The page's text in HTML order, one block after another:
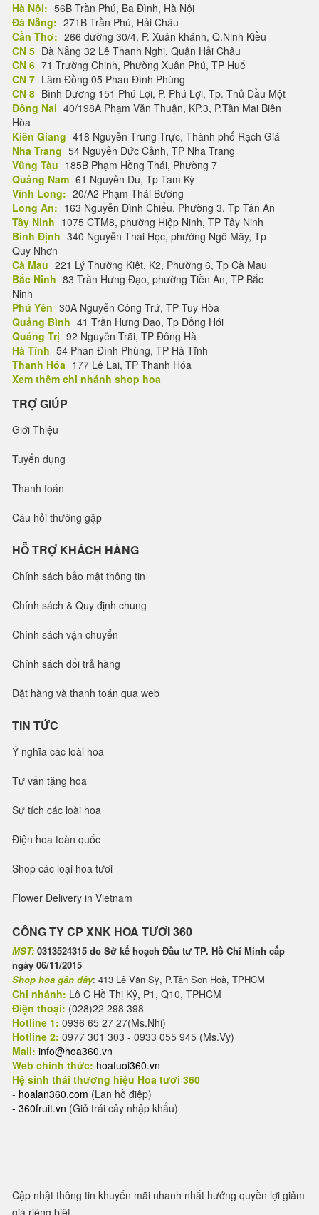
Hà Nội: 56B Trần Phú, Ba Đình, Hà Nội
Đà Nẵng: 271B Trần Phú, Hải Châu
Cần Thơ: 266 đường 30/4, P. Xuân khánh, Q.Ninh Kiều
CN 5 Đà Nẵng 32 Lê Thanh Nghị, Quận Hải Châu
CN 6 71 Trường Chinh, Phường Xuân Phú, TP Huế
CN 7 Lâm Đồng 05 Phan Đình Phùng
CN 8 Bình Dương 151 Phú Lợi, P. Phú Lợi, Tp. Thủ Dầu Một
Đồng Nai 40/198A Phạm Văn Thuận, KP.3, P.Tân Mai Biên
Hòa
Kiên Giang 418 Nguyễn Trung Trực, Thành phố Rạch Giá
Nha Trang 54 Nguyễn Đức Cảnh, TP Nha Trang
Vũng Tàu 185B Phạm Hồng Thái, Phường 7
Quảng Nam 61 Nguyễn Du, Tp Tam Kỳ
Vĩnh Long: 20/A2 Phạm Thái Bường
Long An: 163 Nguyễn Đình Chiểu, Phường 3, Tp Tân An
Tây Ninh 1075 CTM8, phường Hiệp Ninh, TP Tây Ninh
Bình Định 340 Nguyễn Thái Học, phường Ngô Mây, Tp
Quy Nhơn
Cà Mau 221 Lý Thường Kiệt, K2, Phường 6, Tp Cà Mau
Bắc Ninh 83 Trần Hưng Đạo, phường Tiền An, TP Bắc
Ninh
Phú Yên 30A Nguyễn Công Trứ, TP Tuy Hòa
Quảng Bình 41 Trần Hưng Đạo, Tp Đồng Hới
Quảng Trị 92 Nguyễn Trãi, TP Đông Hà
Hà Tĩnh 54 Phan Đình Phùng, TP Hà Tĩnh
Thanh Hóa 177 Lê Lai, TP Thanh Hóa
Xem thêm chi nhánh shop hoa
TRỢ GIÚP
Giới Thiệu
Tuyển dụng
Thanh toán
Câu hỏi thường gặp
HỖ TRỢ KHÁCH HÀNG
Chính sách bảo mật thông tin
Chính sách & Quy định chung
Chính sách vận chuyển
Chính sách đổi trả hàng
Đặt hàng và thanh toán qua web
TIN TỨC
Ý nghĩa các loài hoa
Tư vấn tặng hoa
Sự tích các loài hoa
Điện hoa toàn quốc
Shop các loại hoa tươi
Flower Delivery in Vietnam
CÔNG TY CP XNK HOA TƯƠI 360
MST: 0313524315 do Sở kế hoạch Đầu tư TP. Hồ Chí Minh cấp
ngày 06/11/2015
Shop hoa gần đây: 413 Lê Văn Sỹ, P.Tân Sơn Hoà, TPHCM
Chi nhánh: Lô C Hồ Thị Kỷ, P1, Q10, TPHCM
Điện thoại: (028)22 298 398
Hotline 1: 0936 65 27 27(Ms.Nhi)
Hotline 2: 0977 301 303 - 0933 055 945 (Ms.Vy)
Mail: info@hoa360.vn
Web chính thức: hoatuoi360.vn
Hệ sinh thái thương hiệu Hoa tươi 360
- hoalan360.com (Lan hồ điệp)
- 360fruit.vn (Giỏ trái cây nhập khẩu)
Cập nhật thông tin khuyến mãi nhanh nhất hưởng quyền lợi giảm